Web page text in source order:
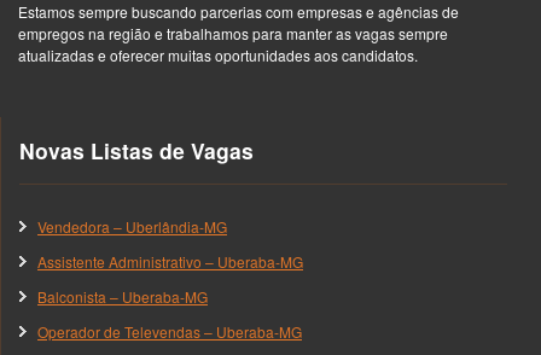
Estamos sempre buscando parcerias com empresas e agências de
empregos na região e trabalhamos para manter as vagas sempre
atualizadas e oferecer muitas oportunidades aos candidatos.
Novas Listas de Vagas
Vendedora – Uberlândia-MG
Assistente Administrativo – Uberaba-MG
Balconista – Uberaba-MG
Operador de Televendas – Uberaba-MG